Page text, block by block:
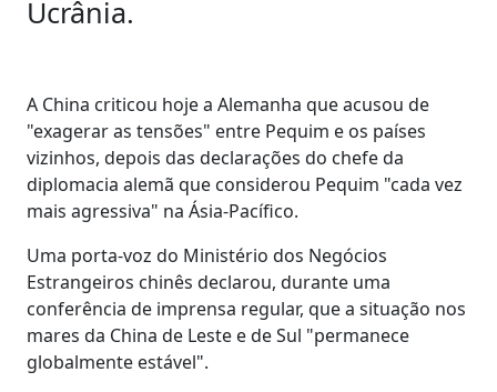
Ucrânia.
A China criticou hoje a Alemanha que acusou de
"exagerar as tensões" entre Pequim e os países
vizinhos, depois das declarações do chefe da
diplomacia alemã que considerou Pequim "cada vez
mais agressiva" na Ásia-Pacífico.
Uma porta-voz do Ministério dos Negócios
Estrangeiros chinês declarou, durante uma
conferência de imprensa regular, que a situação nos
mares da China de Leste e de Sul "permanece
globalmente estável".